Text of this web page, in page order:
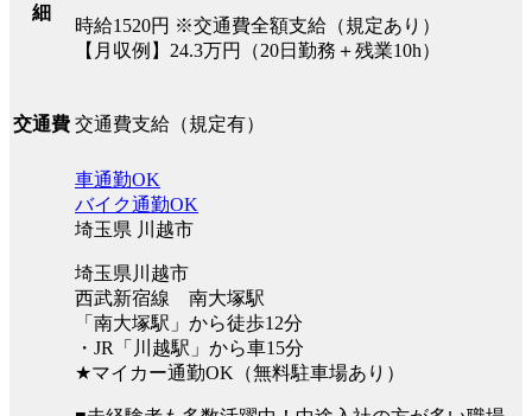
細
時給1520円 ※交通費全額支給（規定あり）
【月収例】24.3万円（20日勤務＋残業10h）
交通費 交通費支給（規定有）
車通勤OK
バイク通勤OK
埼玉県 川越市
埼玉県川越市
西武新宿線 南大塚駅
「南大塚駅」から徒歩12分
・JR「川越駅」から車15分
★マイカー通勤OK（無料駐車場あり）